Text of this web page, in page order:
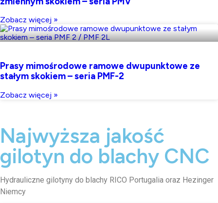
Zobacz więcej »
Prasy mimośrodowe ramowe dwupunktowe ze
stałym skokiem – seria PMF-2
Zobacz więcej »
Najwyższa jakość
gilotyn do blachy CNC
Hydrauliczne gilotyny do blachy RICO Portugalia oraz Hezinger
Niemcy